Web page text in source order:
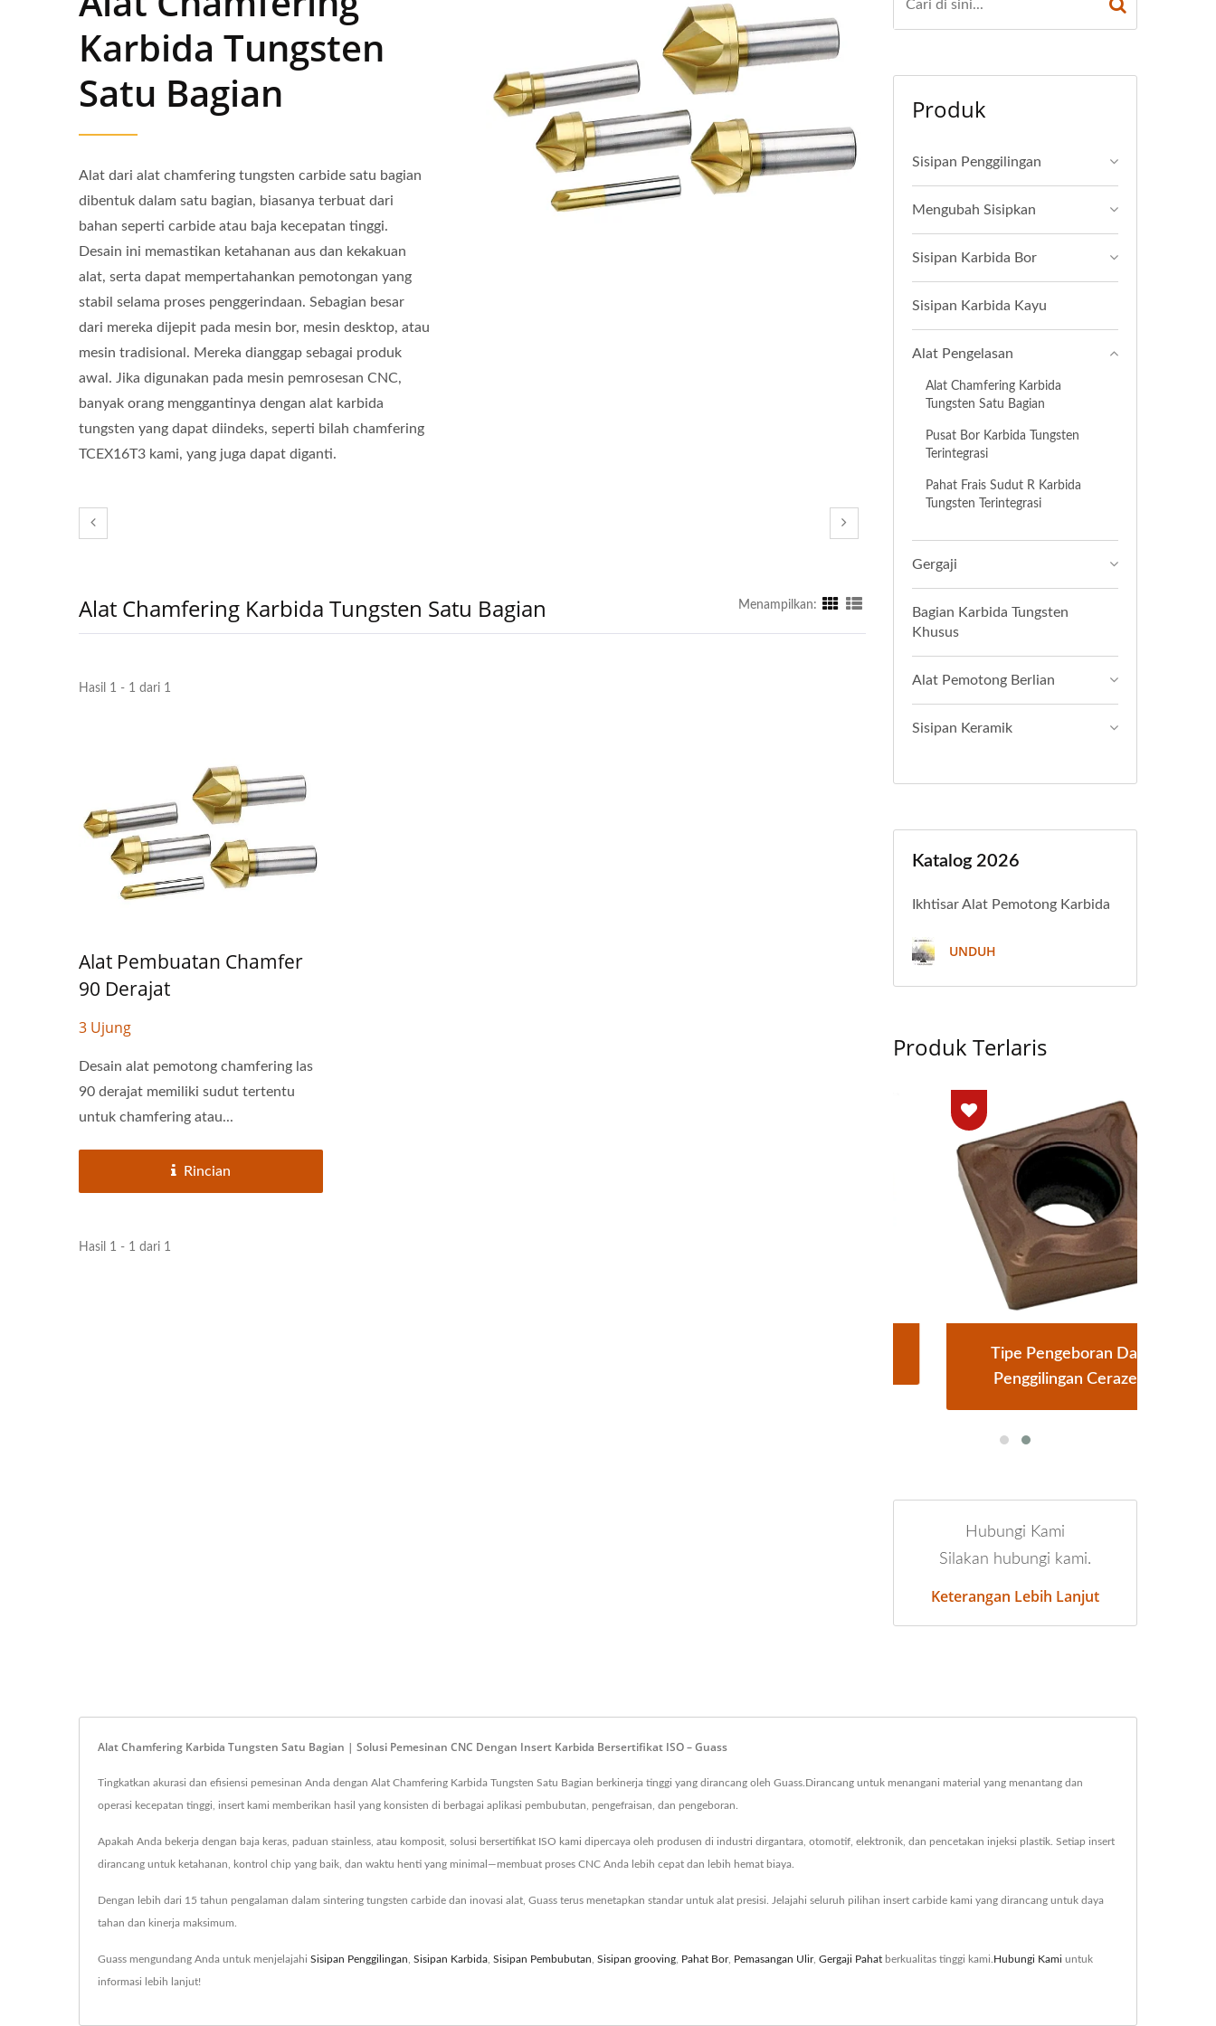
Karbida Tungsten
Satu Bagian
Alat dari alat chamfering tungsten carbide satu bagian
dibentuk dalam satu bagian, biasanya terbuat dari
bahan seperti carbide atau baja kecepatan tinggi.
Desain ini memastikan ketahanan aus dan kekakuan
alat, serta dapat mempertahankan pemotongan yang
stabil selama proses penggerindaan. Sebagian besar
dari mereka dijepit pada mesin bor, mesin desktop, atau
mesin tradisional. Mereka dianggap sebagai produk
awal. Jika digunakan pada mesin pemrosesan CNC,
banyak orang menggantinya dengan alat karbida
tungsten yang dapat diindeks, seperti bilah chamfering
TCEX16T3 kami, yang juga dapat diganti.
Alat Chamfering Karbida Tungsten Satu Bagian Menampilkan:
Hasil 1 - 1 dari 1
Alat Pembuatan Chamfer
90 Derajat
3 Ujung
Desain alat pemotong chamfering las
90 derajat memiliki sudut tertentu
untuk chamfering atau...
Rincian
Hasil 1 - 1 dari 1
Produk
Sisipan Penggilingan
Mengubah Sisipkan
Sisipan Karbida Bor
Sisipan Karbida Kayu
Alat Pengelasan
Alat Chamfering Karbida
Tungsten Satu Bagian
Pusat Bor Karbida Tungsten
Terintegrasi
Pahat Frais Sudut R Karbida
Tungsten Terintegrasi
Gergaji
Bagian Karbida Tungsten
Khusus
Alat Pemotong Berlian
Sisipan Keramik
Katalog 2026
Ikhtisar Alat Pemotong Karbida
UNDUH
Produk Terlaris
Tipe Pengeboran Dan
Penggilingan Cerazet
Hubungi Kami
Silakan hubungi kami.
Keterangan Lebih Lanjut
Alat Chamfering Karbida Tungsten Satu Bagian | Solusi Pemesinan CNC Dengan Insert Karbida Bersertifikat ISO – Guass
Tingkatkan akurasi dan efisiensi pemesinan Anda dengan Alat Chamfering Karbida Tungsten Satu Bagian berkinerja tinggi yang dirancang oleh Guass.Dirancang untuk menangani material yang menantang dan
operasi kecepatan tinggi, insert kami memberikan hasil yang konsisten di berbagai aplikasi pembubutan, pengefraisan, dan pengeboran.
Apakah Anda bekerja dengan baja keras, paduan stainless, atau komposit, solusi bersertifikat ISO kami dipercaya oleh produsen di industri dirgantara, otomotif, elektronik, dan pencetakan injeksi plastik. Setiap insert
dirancang untuk ketahanan, kontrol chip yang baik, dan waktu henti yang minimal—membuat proses CNC Anda lebih cepat dan lebih hemat biaya.
Dengan lebih dari 15 tahun pengalaman dalam sintering tungsten carbide dan inovasi alat, Guass terus menetapkan standar untuk alat presisi. Jelajahi seluruh pilihan insert carbide kami yang dirancang untuk daya
tahan dan kinerja maksimum.
Guass mengundang Anda untuk menjelajahi Sisipan Penggilingan Sisipan Karbida Sisipan Pembubutan Sisipan grooving Pahat Bor, Pemasangan Ulir, Gergaji Pahat berkualitas tinggi kami. Hubungi Kami untuk
informasi lebih lanjut!